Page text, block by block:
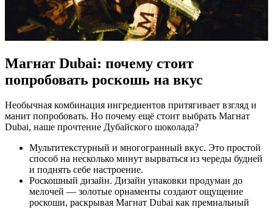
Магнат Dubai: почему стоит
попробовать роскошь на вкус
Необычная комбинация ингредиентов притягивает взгляд и
манит попробовать. Но почему ещë стоит выбрать Магнат
Dubai, наше прочтение Дубайского шоколада?
Мультитекстурный и многогранный вкус. Это простой
способ на несколько минут вырваться из череды будней
и поднять себе настроение.
Роскошный дизайн. Дизайн упаковки продуман до
мелочей — золотые орнаменты создают ощущение
роскоши, раскрывая Магнат Dubai как премиальный